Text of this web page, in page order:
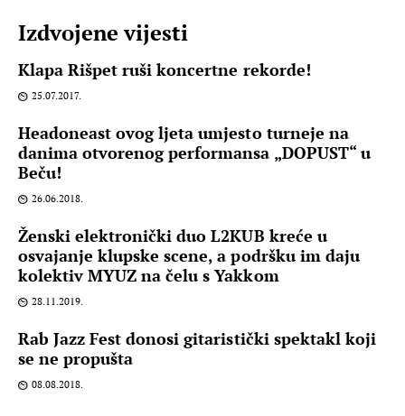
Izdvojene vijesti
Klapa Rišpet ruši koncertne rekorde!
25.07.2017.
Headoneast ovog ljeta umjesto turneje na
danima otvorenog performansa „DOPUST“ u
Beču!
26.06.2018.
Ženski elektronički duo L2KUB kreće u
osvajanje klupske scene, a podršku im daju
kolektiv MYUZ na čelu s Yakkom
28.11.2019.
Rab Jazz Fest donosi gitaristički spektakl koji
se ne propušta
08.08.2018.